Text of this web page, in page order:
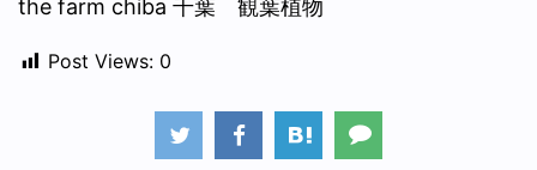
the farm chiba 千葉 観葉植物
Post Views: 0